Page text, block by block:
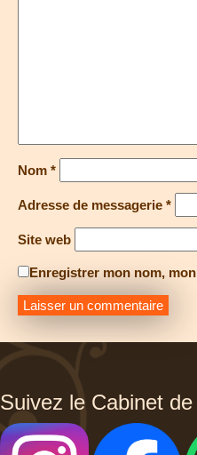
Nom *
Adresse de messagerie *
Site web
Enregistrer mon nom,
Suivez le Cabinet